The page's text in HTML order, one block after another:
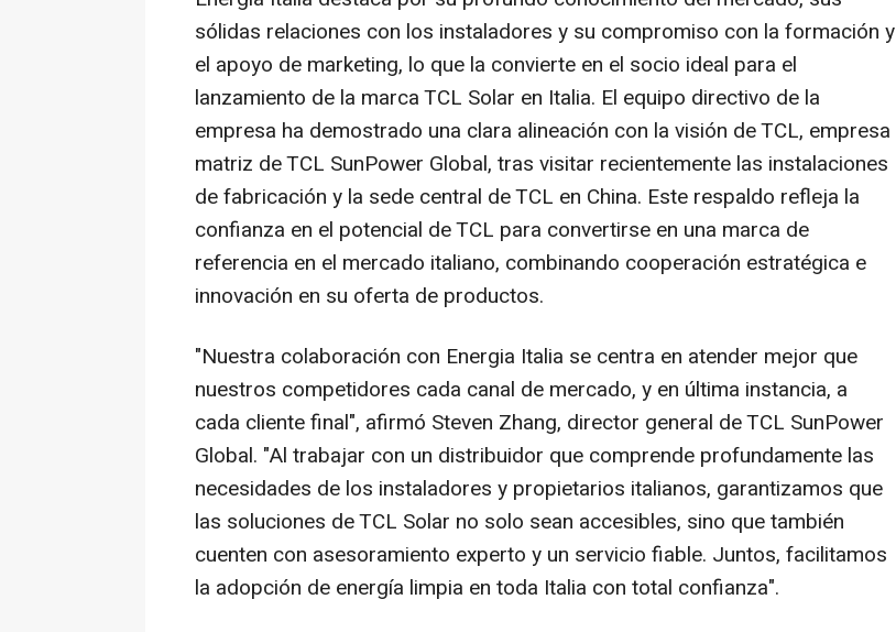
sólidas relaciones con los instaladores y su compromiso con la formación y
el apoyo de marketing, lo que la convierte en el socio ideal para el
lanzamiento de la marca TCL Solar en Italia. El equipo directivo de la
empresa ha demostrado una clara alineación con la visión de TCL, empresa
matriz de TCL SunPower Global, tras visitar recientemente las instalaciones
de fabricación y la sede central de TCL en China. Este respaldo refleja la
confianza en el potencial de TCL para convertirse en una marca de
referencia en el mercado italiano, combinando cooperación estratégica e
innovación en su oferta de productos.
"Nuestra colaboración con Energia Italia se centra en atender mejor que
nuestros competidores cada canal de mercado, y en última instancia, a
cada cliente final", afirmó Steven Zhang, director general de TCL SunPower
Global. "Al trabajar con un distribuidor que comprende profundamente las
necesidades de los instaladores y propietarios italianos, garantizamos que
las soluciones de TCL Solar no solo sean accesibles, sino que también
cuenten con asesoramiento experto y un servicio fiable. Juntos, facilitamos
la adopción de energía limpia en toda Italia con total confianza".